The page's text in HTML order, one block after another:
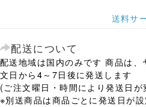
送料サ
配送について
配送地域は国内のみです 商品は
文日から4～7日後に発送します
(ご注文曜日・時間により発送日が
※別送商品は商品ごとに発送日が